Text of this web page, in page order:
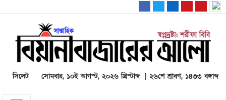
সিলেট সোমবার, ১০ই আগস্ট, ২০২৬ খ্রিস্টাব্দ | ২৬শে শ্রাবণ, ১৪৩৩ বঙ্গাব্দ